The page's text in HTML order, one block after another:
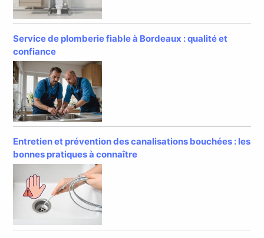
Service de plomberie fiable à Bordeaux : qualité et
confiance
Entretien et prévention des canalisations bouchées : les
bonnes pratiques à connaître